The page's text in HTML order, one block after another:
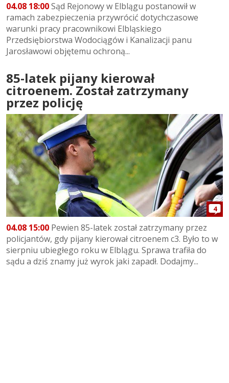
04.08 18:00Sąd Rejonowy w Elblągu postanowił w
ramach zabezpieczenia przywrócić dotychczasowe
warunki pracy pracownikowi Elbląskiego
Przedsiębiorstwa Wodociągów i Kanalizacji panu
Jarosławowi objętemu ochroną...
85-latek pijany kierował
citroenem. Został zatrzymany
przez policję
4
04.08 15:00 Pewien 85-latek został zatrzymany przez
policjantów, gdy pijany kierował citroenem c3. Było to w
sierpniu ubiegłego roku w Elblągu. Sprawa trafiła do
sądu a dziś znamy już wyrok jaki zapadł. Dodajmy...